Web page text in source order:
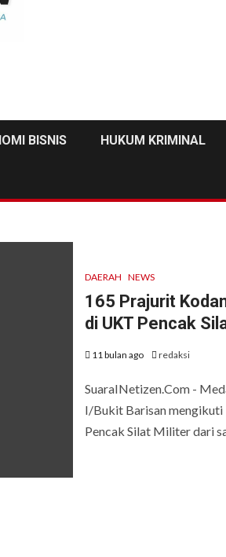
BISNIS HUKUM KRIMINAL
DAERAH NEWS
165 Prajurit
di UKT Pencak
11 bulan ago redaksi
SuaraINetizen.Com -
I/Bukit Barisan
Pencak Silat Militer dari